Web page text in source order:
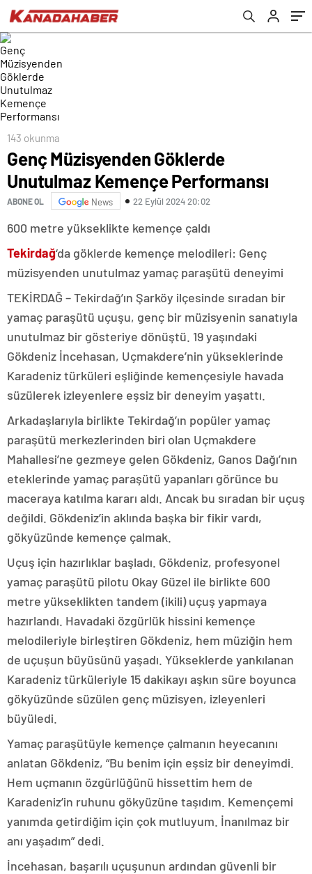
143 okunma
Genç Müzisyenden Göklerde
Unutulmaz Kemençe Performansı
ABONE OL News 22 Eylül 2024 20:02
600 metre yükseklikte kemençe çaldı
Tekirdağ‘da göklerde kemençe melodileri: Genç
müzisyenden unutulmaz yamaç paraşütü deneyimi
TEKİRDAĞ – Tekirdağ’ın Şarköy ilçesinde sıradan bir
yamaç paraşütü uçuşu, genç bir müzisyenin sanatıyla
unutulmaz bir gösteriye dönüştü. 19 yaşındaki
Gökdeniz İncehasan, Uçmakdere’nin yükseklerinde
Karadeniz türküleri eşliğinde kemençesiyle havada
süzülerek izleyenlere eşsiz bir deneyim yaşattı.
Arkadaşlarıyla birlikte Tekirdağ’ın popüler yamaç
paraşütü merkezlerinden biri olan Uçmakdere
Mahallesi’ne gezmeye gelen Gökdeniz, Ganos Dağı’nın
eteklerinde yamaç paraşütü yapanları görünce bu
maceraya katılma kararı aldı. Ancak bu sıradan bir uçuş
değildi. Gökdeniz’in aklında başka bir fikir vardı,
gökyüzünde kemençe çalmak.
Uçuş için hazırlıklar başladı. Gökdeniz, profesyonel
yamaç paraşütü pilotu Okay Güzel ile birlikte 600
metre yükseklikten tandem (ikili) uçuş yapmaya
hazırlandı. Havadaki özgürlük hissini kemençe
melodileriyle birleştiren Gökdeniz, hem müziğin hem
de uçuşun büyüsünü yaşadı. Yükseklerde yankılanan
Karadeniz türküleriyle 15 dakikayı aşkın süre boyunca
gökyüzünde süzülen genç müzisyen, izleyenleri
büyüledi.
Yamaç paraşütüyle kemençe çalmanın heyecanını
anlatan Gökdeniz, “Bu benim için eşsiz bir deneyimdi.
Hem uçmanın özgürlüğünü hissettim hem de
Karadeniz’in ruhunu gökyüzüne taşıdım. Kemençemi
yanımda getirdiğim için çok mutluyum. İnanılmaz bir
anı yaşadım” dedi.
İncehasan, başarılı uçuşunun ardından güvenli bir